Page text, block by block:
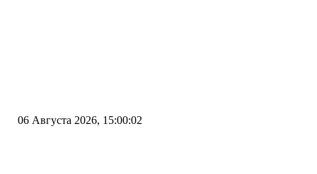
06 Августа 2026, 15:00:02